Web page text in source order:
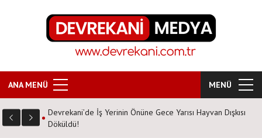
ANA MENÜ MENÜ
Devrekani’de İş Yerinin Önüne Gece Yarısı Hayvan Dışkısı
Döküldü!